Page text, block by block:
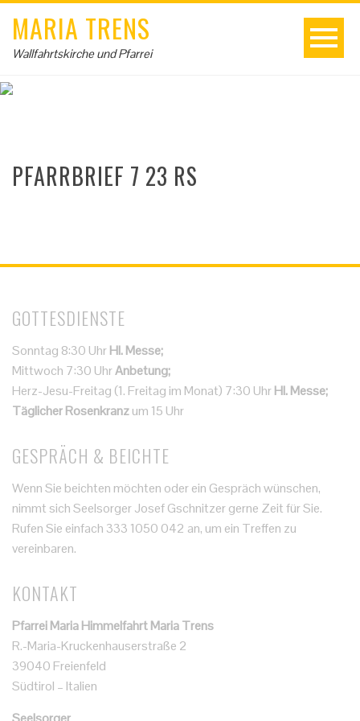
MARIA TRENS
Wallfahrtskirche und Pfarrei
PFARRBRIEF 7 23 RS
GOTTESDIENSTE
Sonntag 8:30 UhrHl. Messe;
Mittwoch 7:30 UhrAnbetung;
Herz-Jesu-Freitag (1. Freitag im Monat) 7:30 UhrHl. Messe;
Täglicher Rosenkranzum 15 Uhr
GESPRÄCH & BEICHTE
Wenn Sie beichten möchten oder ein Gespräch wünschen,
nimmt sich Seelsorger Josef Gschnitzer gerne Zeit für Sie.
Rufen Sie einfach 333 1050 042 an, um ein Treffen zu
vereinbaren.
KONTAKT
Pfarrei Maria Himmelfahrt Maria Trens
R.-Maria-Kruckenhauserstraße 2
39040 Freienfeld
Südtirol – Italien